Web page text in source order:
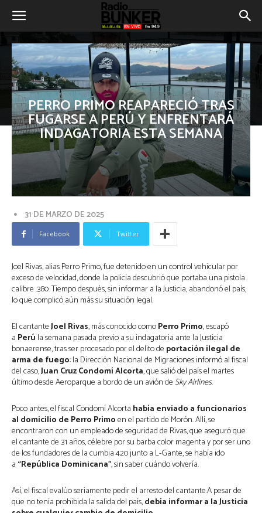
PERRO PRIMO REAPARECIÓ TRAS
FUGARSE A PERÚ Y ENFRENTARÁ
INDAGATORIA ESTA SEMANA
31 DE MARZO DE 2025
Facebook Twitter
Joel Rivas, alias Perro Primo, fue detenido en un control vehicular por
exceso de velocidad, donde la policía descubrió que portaba una pistola
calibre .380. Tiempo después, sin informar a la Justicia, abandonó el país,
lo que complicó aún más su situación legal.
El cantanteJoel Rivas, más conocido comoPerro Primo, escapó
a Perú la semana pasada previo a su indagatoria ante la Justicia
bonaerense, tras ser procesado por el delito de portación ilegal de
arma de fuego: la Dirección Nacional de Migraciones informó al fiscal
del caso,Juan Cruz Condomí Alcorta, que salió del país el martes
último desde Aeroparque a bordo de un avión de Sky Airlines.
Poco antes, el fiscal Condomí Alcorta había enviado a funcionarios
al domicilio de Perro Primoen el partido de Morón. Allí, se
encontraron con un empleado de seguridad de Rivas, que aseguró que
el cantante de 31 años, célebre por su barba color magenta y por ser uno
de los fundadores de la cumbia 420 junto a L-Gante, se había ido
a “República Dominicana”, sin saber cuándo volvería.
Así, el fiscal evalúo seriamente pedir el arresto del cantante.A pesar de
que no tenía prohibida la salida del país,debía informar a la Justicia